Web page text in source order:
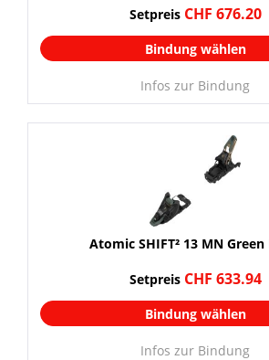
Setpreis CHF 676.20
Bindung wählen
Infos zur Bindung
Atomic SHIFT² 13 MN Green
Setpreis CHF 633.94
Bindung wählen
Infos zur Bindung